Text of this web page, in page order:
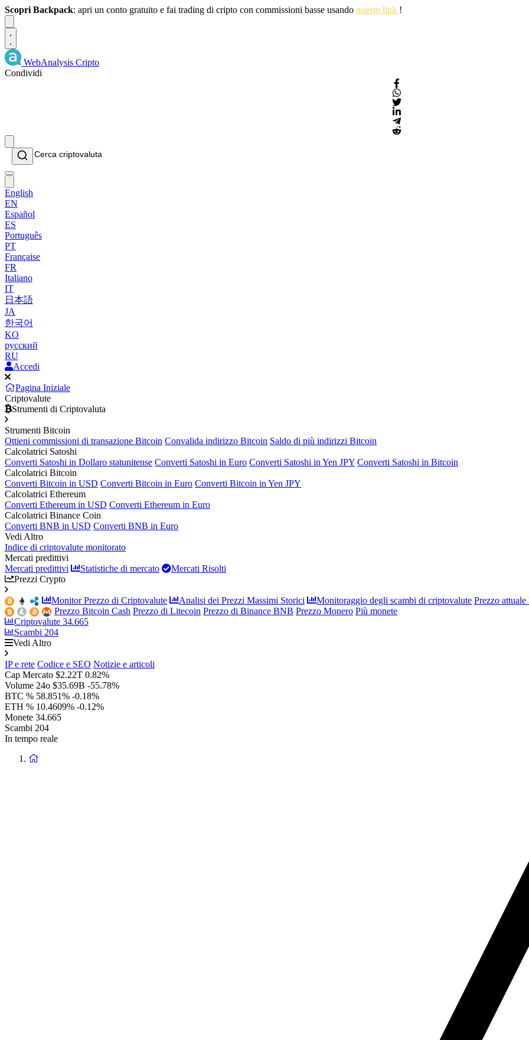
Scopri Backpack: apri un conto gratuito e fai trading di cripto con commissioni basse usando questo link !
WebAnalysis Cripto
Condividi
English
EN
Español
ES
Português
PT
Française
FR
Italiano
IT
日本語
JA
한국어
KO
русский
RU
Accedi
Pagina Iniziale
Criptovalute
Strumenti di Criptovaluta
Strumenti Bitcoin
Ottieni commissioni di transazione Bitcoin Convalida indirizzo Bitcoin Saldo di più indirizzi Bitcoin
Calcolatrici Satoshi
Converti Satoshi in Dollaro statunitense Converti Satoshi in Euro Converti Satoshi in Yen JPY Converti Satoshi in Bitcoin
Calcolatrici Bitcoin
Converti Bitcoin in USD Converti Bitcoin in Euro Converti Bitcoin in Yen JPY
Calcolatrici Ethereum
Converti Ethereum in USD Converti Ethereum in Euro
Calcolatrici Binance Coin
Converti BNB in USD Converti BNB in Euro
Vedi Altro
Indice di criptovalute monitorato
Mercati predittivi
Mercati predittivi
Statistiche di mercato
Mercati Risolti
Prezzi Crypto
Monitor Prezzo di Criptovalute Analisi dei Prezzi Massimi Storici Monitoraggio degli scambi di criptovalute Prezzo
Prezzo Bitcoin Cash Prezzo di Litecoin Prezzo di Binance BNB Prezzo Monero Più monete
Criptovalute 34.665
Scambi 204
Vedi Altro
IP e rete Codice e SEO Notizie e articoli
Cap Mercato $2.22T 0.82%
Volume 24o $35.69B -55.78%
BTC % 58.851% -0.18%
ETH % 10.4609% -0.12%
Monete 34.665
Scambi 204
In tempo reale